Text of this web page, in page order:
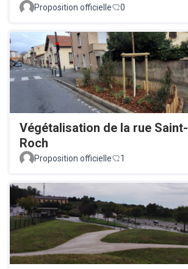
Proposition officielle 0
Végétalisation de la rue Saint-
Roch
Proposition officielle 1